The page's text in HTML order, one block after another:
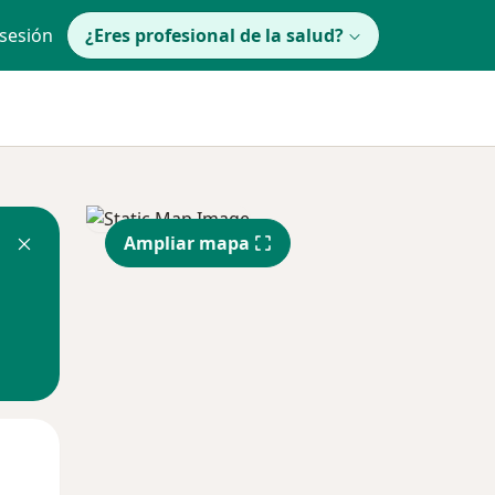
¿Eres profesional de la salud?
Ampliar mapa